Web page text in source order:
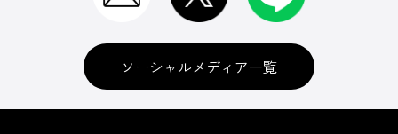
ソーシャルメディア一覧